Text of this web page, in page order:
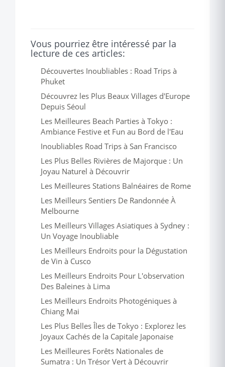
Vous pourriez être intéressé par la
lecture de ces articles:
Découvertes Inoubliables : Road Trips à
Phuket
Découvrez les Plus Beaux Villages d'Europe
Depuis Séoul
Les Meilleures Beach Parties à Tokyo :
Ambiance Festive et Fun au Bord de l'Eau
Inoubliables Road Trips à San Francisco
Les Plus Belles Rivières de Majorque : Un
Joyau Naturel à Découvrir
Les Meilleures Stations Balnéaires de Rome
Les Meilleurs Sentiers De Randonnée À
Melbourne
Les Meilleurs Villages Asiatiques à Sydney :
Un Voyage Inoubliable
Les Meilleurs Endroits pour la Dégustation
de Vin à Cusco
Les Meilleurs Endroits Pour L'observation
Des Baleines à Lima
Les Meilleurs Endroits Photogéniques à
Chiang Mai
Les Plus Belles Îles de Tokyo : Explorez les
Joyaux Cachés de la Capitale Japonaise
Les Meilleures Forêts Nationales de
Sumatra : Un Trésor Vert à Découvrir